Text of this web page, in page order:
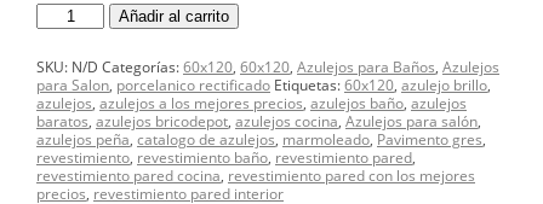
PORCELANICO
RECTIFICADO
BREDA
cantidad
Añadir al carrito
SKU: N/D Categorías:60x120, 60x120, Azulejos para Baños, Azulejos
para Salon, porcelanico rectificado Etiquetas:60x120, azulejo brillo,
azulejos, azulejos a los mejores precios, azulejos baño, azulejos
baratos, azulejos bricodepot, azulejos cocina, Azulejos para salón,
azulejos peña, catalogo de azulejos, marmoleado, Pavimento gres,
revestimiento, revestimiento baño, revestimiento pared,
revestimiento pared cocina, revestimiento pared con los mejores
precios, revestimiento pared interior